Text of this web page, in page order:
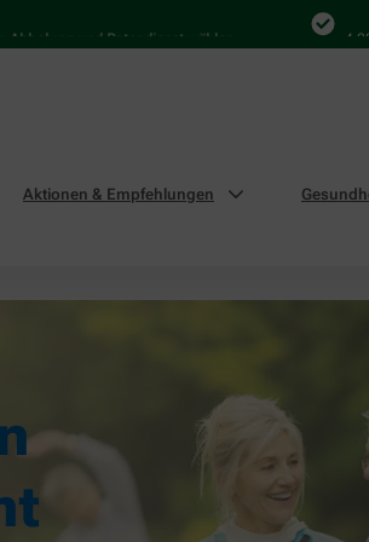
und Botendienst wählen 4.000
Aktionen & Empfehlungen